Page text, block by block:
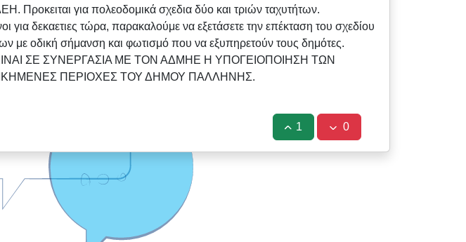
Προκειται για πολεοδομικά σχεδια δύο και τριών ταχυτήτων.
για δεκαετιες τώρα, παρακαλούμε να εξετάσετε την επέκταση του σχεδίου
με οδική σήμανση και φωτισμό που να εξυπηρετούν τους δημότες.
ΣΕ ΣΥΝΕΡΓΑΣΙΑ ΜΕ ΤΟΝ ΑΔΜΗΕ Η ΥΠΟΓΕΙΟΠΟΙΗΣΗ ΤΩΝ
ΠΕΡΙΟΧΕΣ ΤΟΥ ΔΗΜΟΥ ΠΑΛΛΗΝΗΣ.
1 0